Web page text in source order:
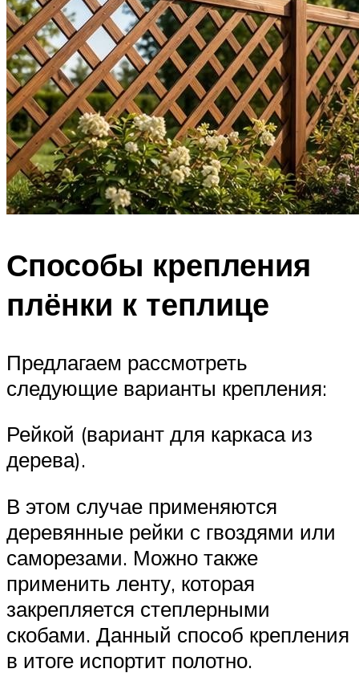
Способы крепления
плёнки к теплице
Предлагаем рассмотреть
следующие варианты крепления:
Рейкой (вариант для каркаса из
дерева).
В этом случае применяются
деревянные рейки с гвоздями или
саморезами. Можно также
применить ленту, которая
закрепляется степлерными
скобами. Данный способ крепления
в итоге испортит полотно.